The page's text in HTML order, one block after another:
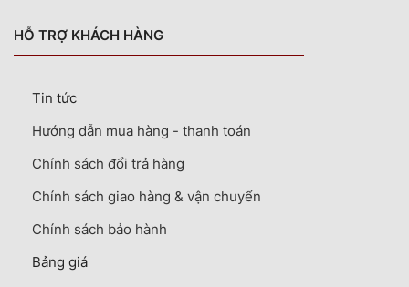
HỖ TRỢ KHÁCH HÀNG
Tin tức
Hướng dẫn mua hàng - thanh toán
Chính sách đổi trả hàng
Chính sách giao hàng & vận chuyển
Chính sách bảo hành
Bảng giá